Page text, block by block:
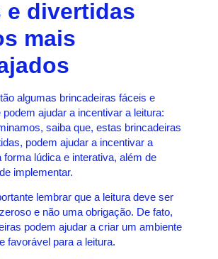
e divertidas
mais
algumas brincadeiras fáceis e
ajudar a incentivar a leitura:
saiba que, estas brincadeiras
podem ajudar a incentivar a
forma lúdica e interativa, além de
implementar.
lembrar que a leitura deve ser
e não uma obrigação. De fato,
podem ajudar a criar um ambiente
favorável para a leitura.